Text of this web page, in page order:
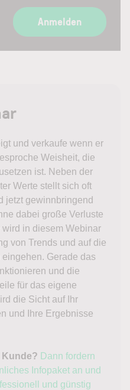
Anmelden
und verkaufe wenn er
Weisheit, die
ist. Neben der
Werte stellt sich oft
jetzt gewinnbringend
dabei große Verluste
in diesem Webinar
von Trends und auf die
Gerade das
und die
für das eigene
die Sicht auf Ihr
und Ihre Ergebnisse
Kunde? Dann fordern
Infopaket an und
und günstig